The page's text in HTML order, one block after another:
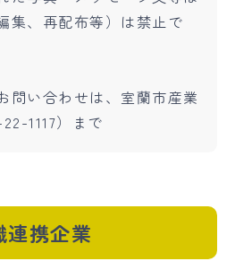
集、再配布等）は禁止で
問い合わせは、室蘭市産業
1117）まで
携企業